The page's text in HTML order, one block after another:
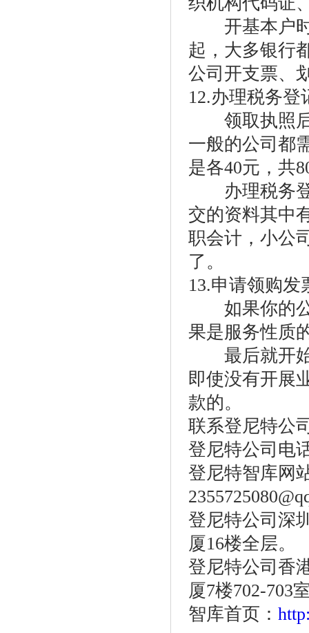
开基本户时
起，大多银行
公司开支票、
12.办理税务登
领取执照后
一般的公司都
是各40元，共
办理税务登
交的资料其中
职会计，小公
了。
13.申请领购发
如果你的公
果是服务性质
最后就开始
即使没有开展
款的。
联系登尼特公
登尼特公司电
登尼特智库网
登尼特公司深
厦16楼全层。
登尼特公司香
厦7楼702-703
智库首页：